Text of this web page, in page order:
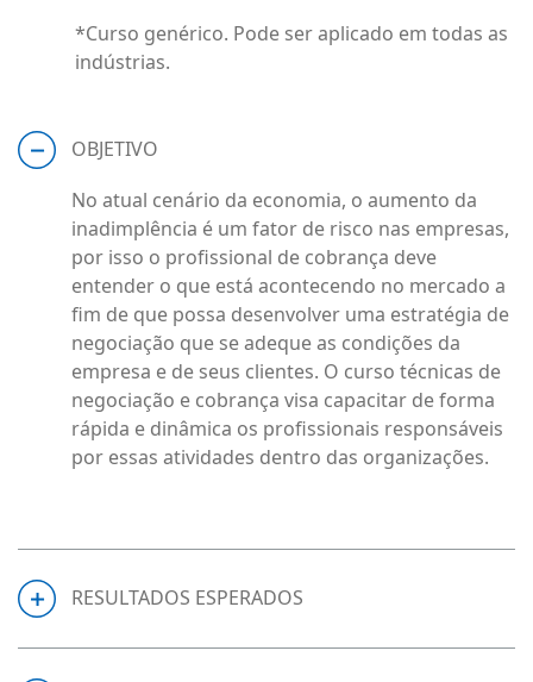
*Curso genérico. Pode ser aplicado em todas as
indústrias.
OBJETIVO
No atual cenário da economia, o aumento da
inadimplência é um fator de risco nas empresas,
por isso o profissional de cobrança deve
entender o que está acontecendo no mercado a
fim de que possa desenvolver uma estratégia de
negociação que se adeque as condições da
empresa e de seus clientes. O curso técnicas de
negociação e cobrança visa capacitar de forma
rápida e dinâmica os profissionais responsáveis
por essas atividades dentro das organizações.
RESULTADOS ESPERADOS